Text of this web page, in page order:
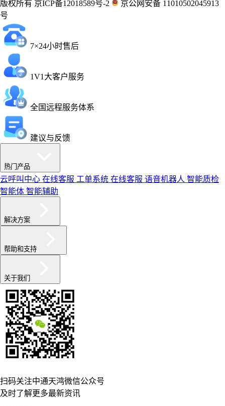
版权所有 京ICP备12018589号-2
京公网安备 11010502045913
号
7×24小时售后
1V1大客户服务
全国远程服务体系
建议与反馈
热门产品
云呼叫中心 在线客服 工单系统 在线客服 语音机器人 智能质检
智能体 智能辅助
解决方案
帮助和支持
关于我们
扫码关注中通天鸿微信公众号
及时了解更多最新资讯